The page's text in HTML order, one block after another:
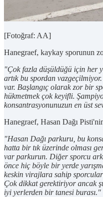
[Fotoğraf: AA]
Hanegraef, kaykay sporunun
"Çok fazla düşüldüğü için her
artık bu spordan
var. Başlangıç olarak zor bir
hükmetmek çok keyifli.
konsantrasyonunuzun en üst
Hanegraef, Hasan Dağı
"Hasan Dağı parkuru, bu
hatta bir tık üzerinde olması
var parkurun. Diğer sporcu
önce hiç böyle bir yerde
keskin virajlara sahip
Çok dikkat gerektiriyor ancak
iyi yerlerden bir tanesi burası."